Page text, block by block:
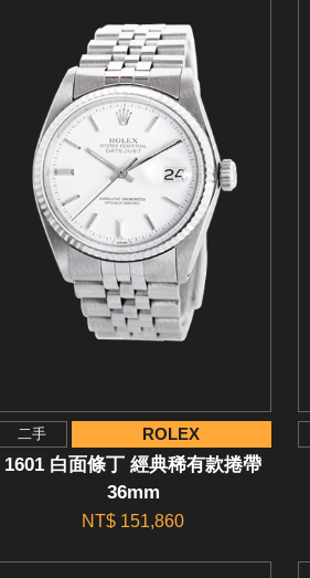
二手 ROLEX
1601 白面條丁 經典稀有款捲帶
36mm
NT$ 151,860